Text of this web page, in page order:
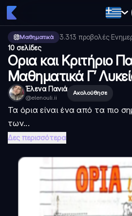
Μαθηματικά 3.313 προβολές·
10 σελίδες
Ορια και Κριτήριο
Μαθηματικά Γ’
Έλενα Πανιά
@elenouli.ii
Ακολούθησε
Τα όρια είναι ένα από τα πιο
των...
Δες περισσότερα